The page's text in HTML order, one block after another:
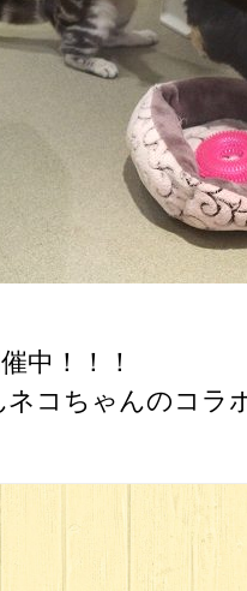
中！！！
コちゃんのコラ